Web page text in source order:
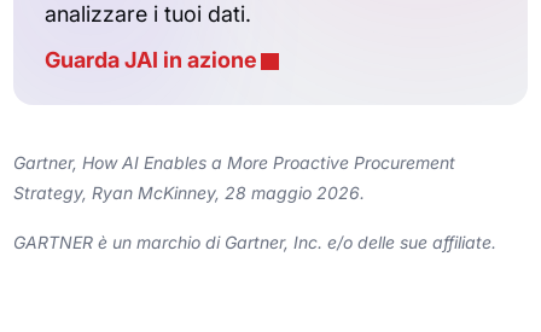
analizzare i tuoi dati.
Guarda JAI in azione
Gartner, How AI Enables a More Proactive Procurement
Strategy, Ryan McKinney, 28 maggio 2026.
GARTNER è un marchio di Gartner, Inc. e/o delle sue affiliate.